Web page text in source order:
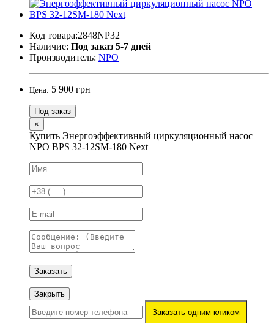
Код товара:2848NP32
Наличие: Под заказ 5-7 дней
Производитель: NPO
Цена: 5 900 грн
Под заказ
×
Купить Энергоэффективный циркуляционный насос
NPO BPS 32-12SM-180 Next
Заказать
Закрыть
Заказать одним кликом